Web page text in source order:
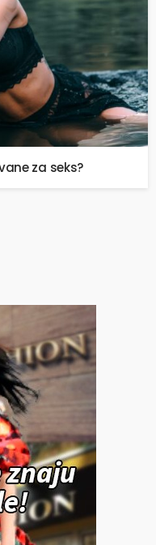
za seks?